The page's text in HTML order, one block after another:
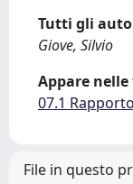
Tutti gli
Giove, Silvio
Appare
07.1
File in questo